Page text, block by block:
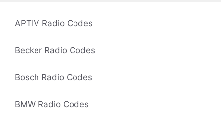
APTIV Radio Codes
Becker Radio Codes
Bosch Radio Codes
BMW Radio Codes